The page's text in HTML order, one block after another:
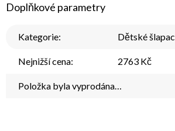
Doplňkové parametry
Kategorie: Dětské
Nejnižší cena: 2763 Kč
Položka byla vyprodána…